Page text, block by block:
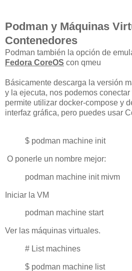
Podman y Máquinas
Contenedores
Podman también la opción de
Fedora CoreOS con qmeu
Básicamente descarga la versión
y la ejecuta, nos podemos
permite utilizar docker-compose y
interfaz gráfica, pero puedes usar
$ podman machine init
O ponerle un nombre mejor:
podman machine init mivm
Iniciar la VM
podman machine start
Ver las máquinas virtuales.
# List machines
$ podman machine list